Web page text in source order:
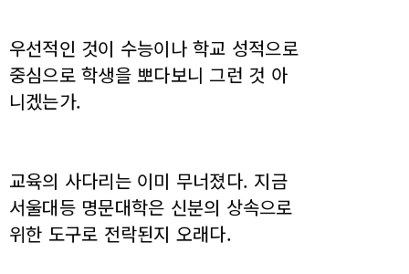
우선적인 것이 수능이나 학교 성적으로
중심으로 학생을 뽀다보니 그런 것 아
니겠는가.
교육의 사다리는 이미 무너졌다. 지금
서울대등 명문대학은 신분의 상속으로
위한 도구로 전락된지 오래다.